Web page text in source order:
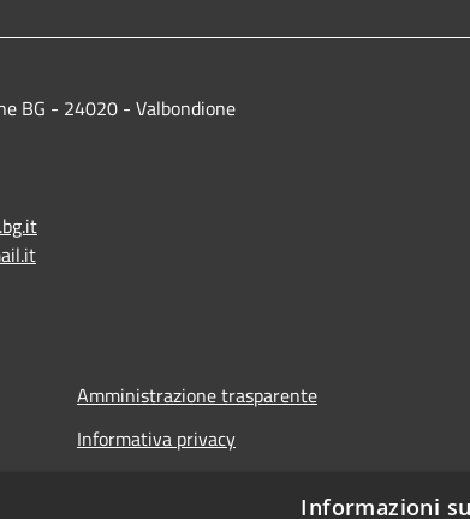
BG - 24020 - Valbondione
Amministrazione trasparente
Informativa privacy
Informazioni